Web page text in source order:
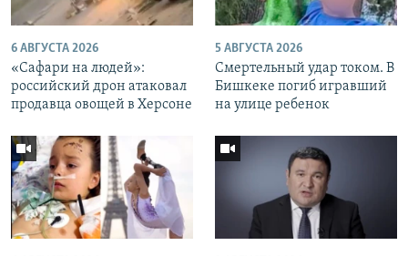
6 АВГУСТА 2026
«Cафари на людей»:
российский дрон атаковал
продавца овощей в Херсоне
5 АВГУСТА 2026
Смертельный удар током. В
Бишкеке погиб игравший
на улице ребенок